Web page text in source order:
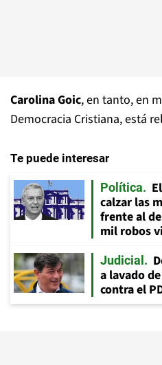
Carolina Goic, en tanto, en
Democracia Cristiana, está
Te puede interesar
Política
calzar las
frente al
mil robos
Judicial
a lavado
contra el